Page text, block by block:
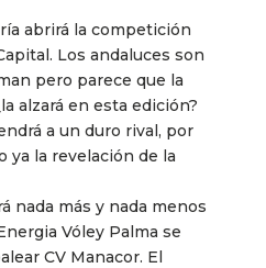
abrirá la competición
Los andaluces son
pero parece que la
alzará en esta edición?
a un duro rival, por
ya la revelación de la
nada más y nada menos
Vóley Palma se
CV Manacor. El